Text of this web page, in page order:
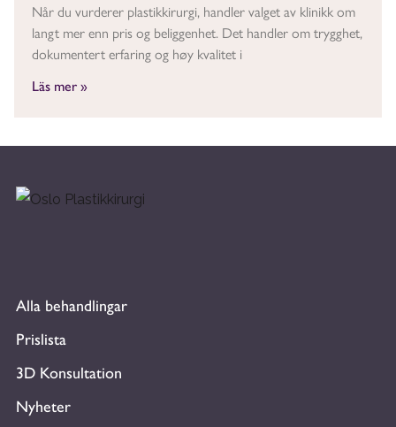
Når du vurderer plastikkirurgi, handler valget av klinikk om
langt mer enn pris og beliggenhet. Det handler om trygghet,
dokumentert erfaring og høy kvalitet i
Läs mer »
Alla behandlingar
Prislista
3D Konsultation
Nyheter